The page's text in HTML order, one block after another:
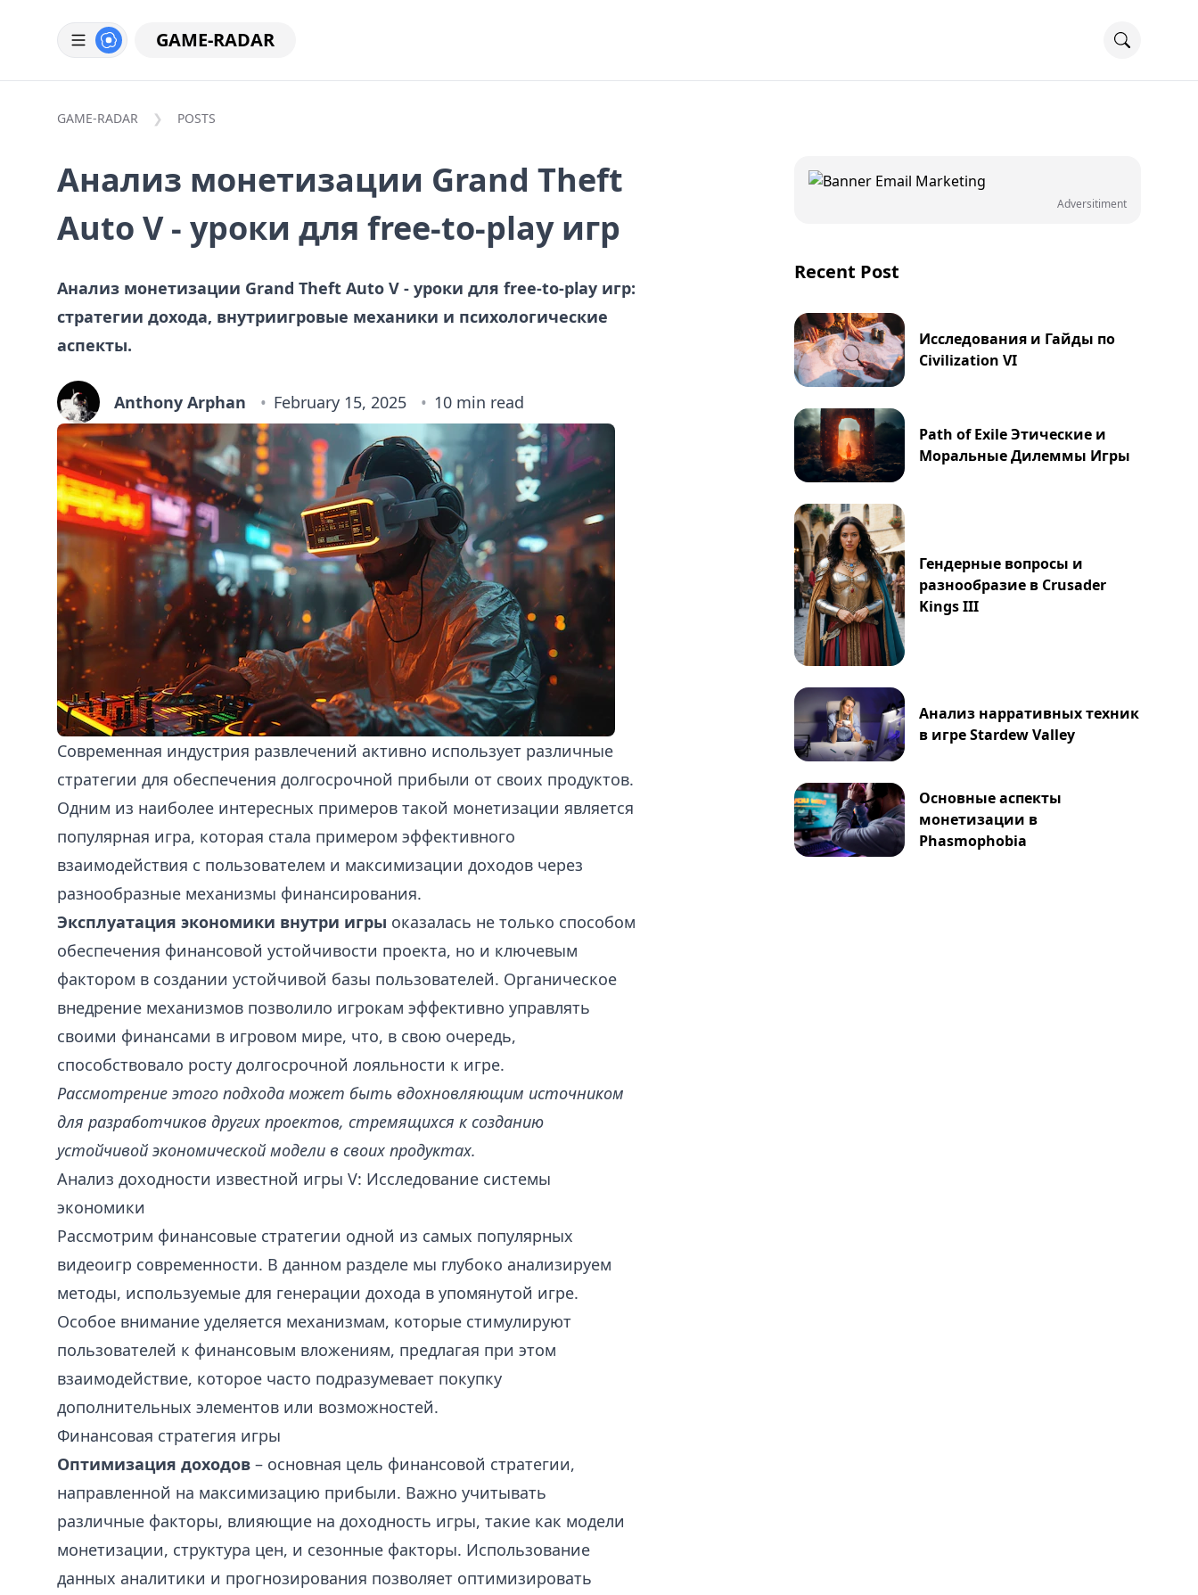
GAME-RADAR
GAME-RADAR POSTS
Анализ монетизации Grand Theft
Auto V - уроки для free-to-play игр
Анализ монетизации Grand Theft Auto V - уроки для free-to-play игр:
стратегии дохода, внутриигровые механики и психологические
аспекты.
Anthony Arphan February 15, 2025 10 min read
Современная индустрия развлечений активно использует различные
стратегии для обеспечения долгосрочной прибыли от своих продуктов.
Одним из наиболее интересных примеров такой монетизации является
популярная игра, которая стала примером эффективного
взаимодействия с пользователем и максимизации доходов через
разнообразные механизмы финансирования.
Эксплуатация экономики внутри игры оказалась не только способом
обеспечения финансовой устойчивости проекта, но и ключевым
фактором в создании устойчивой базы пользователей. Органическое
внедрение механизмов позволило игрокам эффективно управлять
своими финансами в игровом мире, что, в свою очередь,
способствовало росту долгосрочной лояльности к игре.
Рассмотрение этого подхода может быть вдохновляющим источником
для разработчиков других проектов, стремящихся к созданию
устойчивой экономической модели в своих продуктах.
Анализ доходности известной игры V: Исследование системы
экономики
Рассмотрим финансовые стратегии одной из самых популярных
видеоигр современности. В данном разделе мы глубоко анализируем
методы, используемые для генерации дохода в упомянутой игре.
Особое внимание уделяется механизмам, которые стимулируют
пользователей к финансовым вложениям, предлагая при этом
взаимодействие, которое часто подразумевает покупку
дополнительных элементов или возможностей.
Финансовая стратегия игры
Оптимизация доходов – основная цель финансовой стратегии,
направленной на максимизацию прибыли. Важно учитывать
различные факторы, влияющие на доходность игры, такие как модели
монетизации, структура цен, и сезонные факторы. Использование
данных аналитики и прогнозирования позволяет оптимизировать
Adversitiment
Recent Post
Исследования и Гайды по
Civilization VI
Path of Exile Этические и
Моральные Дилеммы Игры
Гендерные вопросы и
разнообразие в Crusader
Kings III
Анализ нарративных техник
в игре Stardew Valley
Основные аспекты
монетизации в
Phasmophobia